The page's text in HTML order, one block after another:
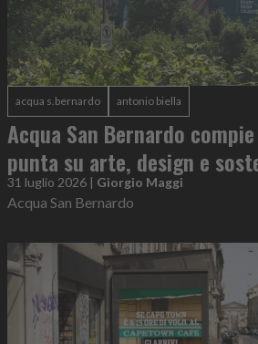
acqua s.bernardo antonio biella
Acqua San Bernardo
punta su arte, design e
31 luglio 2026 | Giorgio Maggi
Acqua San Bernardo